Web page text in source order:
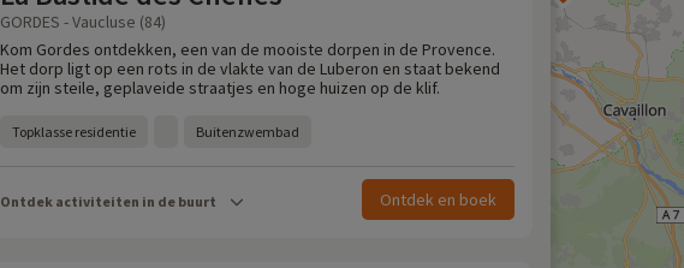
GORDES - Vaucluse (84)
Kom Gordes ontdekken, een van de mooiste dorpen in de Provence.
Het dorp ligt op een rots in de vlakte van de Luberon en staat bekend
om zijn steile, geplaveide straatjes en hoge huizen op de klif.
Topklasse residentie Buitenzwembad
Ontdek activiteiten in de buurt Ontdek en boek